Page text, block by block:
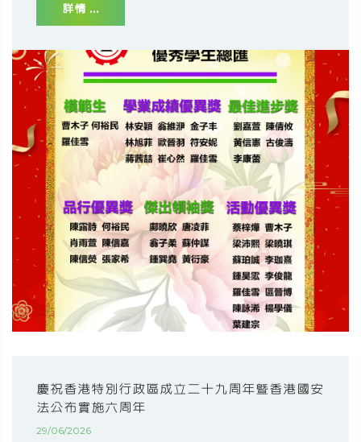
詳情 ...
慶祝香港特別行政區成立二十九周年暨香港國安
法公布實施六周年
29/06/2026